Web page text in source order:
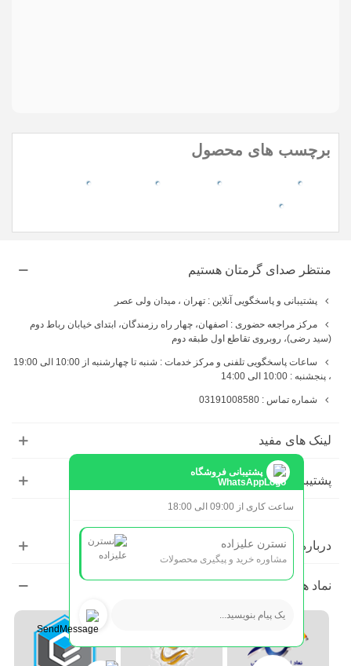
برچسب های محصول
منتظر صدای گرمتان هستیم
پشتیبانی و پاسخگویی آنلاین : تهران ، میدان ولی عصر
مرکز مراجعه حضوری : اصفهان، چهار راه رزمندگان، ابتدای خیابان رباط دوم
(سید رضی)، روبروی تقاطع اول طبقه دوم
ساعات پاسخگویی تلفنی و مرکز خدمات : شنبه تا چهارشنبه از 10:00 الی 19:00
، پنجشنبه : 10:00 الی 14:00
شماره تماس : 03191008580
لینک های مفید
پشتیبانی
درباره ما
نماد ها و مجوز ها
پشتیبانی فروشگاه
ساعت کاری از 09:00 الی 18:00
نسترن علیزاده
مشاوره خرید و پیگیری محصولات